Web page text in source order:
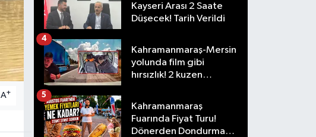
A+
Kayseri Arası 2 Saate
Düşecek! Tarih Verildi
Kahramanmaraş-Mersin
yolunda film gibi
hırsızlık! 2 kuzen
4
Kahramanmaraş
Fuarında Fiyat Turu!
Dönerden Dondurmaya
5